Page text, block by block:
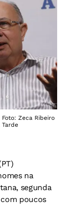
Zeca Ribeiro
Tarde
na
segunda
poucos